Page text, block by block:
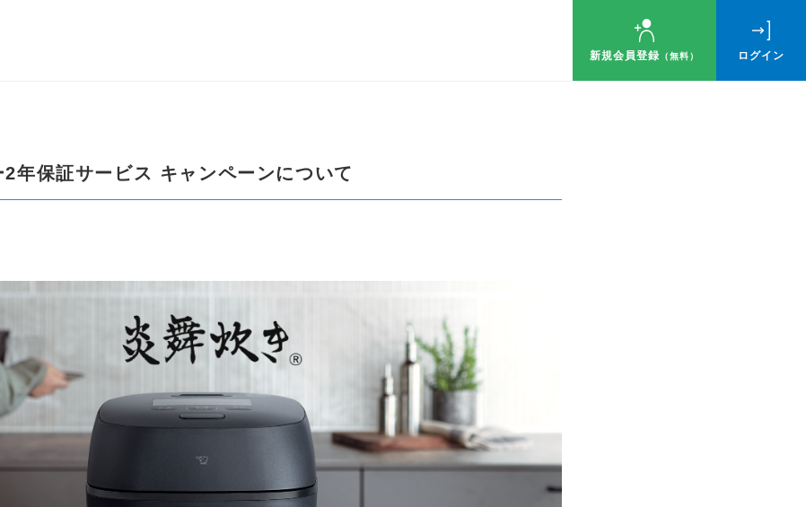
新規会員登録 （無料） ログイン
年保証サービス キャンペーンについて